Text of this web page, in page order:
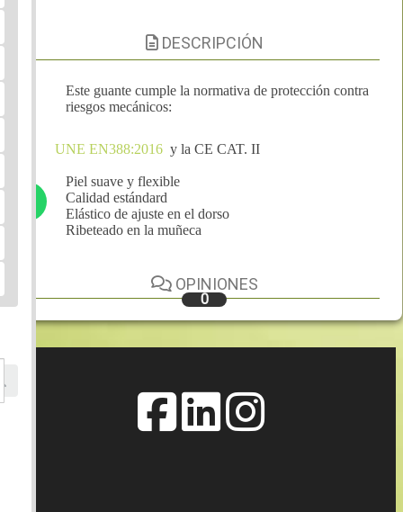
DESCRIPCIÓN
Este guante cumple la normativa de protección contra
riesgos mecánicos:
UNE EN388:2016 y la CE CAT. II
Piel suave y flexible
Calidad estándard
Elástico de ajuste en el dorso
Ribeteado en la muñeca
OPINIONES
0